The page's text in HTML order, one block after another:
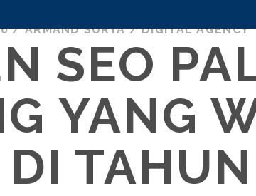
/ARMAND SURYA /DIGITAL AGENCY
SEO
YANG